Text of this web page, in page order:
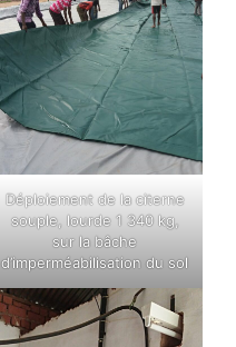
Déploiement de la citerne
souple, lourde 1 340 kg,
sur la bâche
d’imperméabilisation du sol